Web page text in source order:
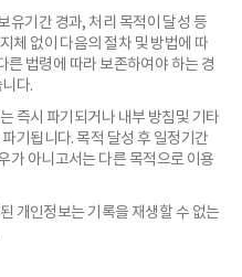
유기간 경과, 처리 목적이 달성 등
체 없이 다음의 절차 및 방법에 따
른 법령에 따라 보존하여야 하는 경
다.
즉시 파기되거나 내부 방침및 기타
기됩니다. 목적 달성 후 일정기간
가 아니고서는 다른 목적으로 이용
개인정보는 기록을 재생할 수 없는